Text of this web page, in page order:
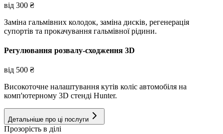
від 300 ₴
Заміна гальмівних колодок, заміна дисків, регенерація
супортів та прокачування гальмівної рідини.
Регулювання розвалу-сходження 3D
від 500 ₴
Високоточне налаштування кутів коліс автомобіля на
комп'ютерному 3D стенді Hunter.
Детальніше про ці послуги
Прозорість в ділі